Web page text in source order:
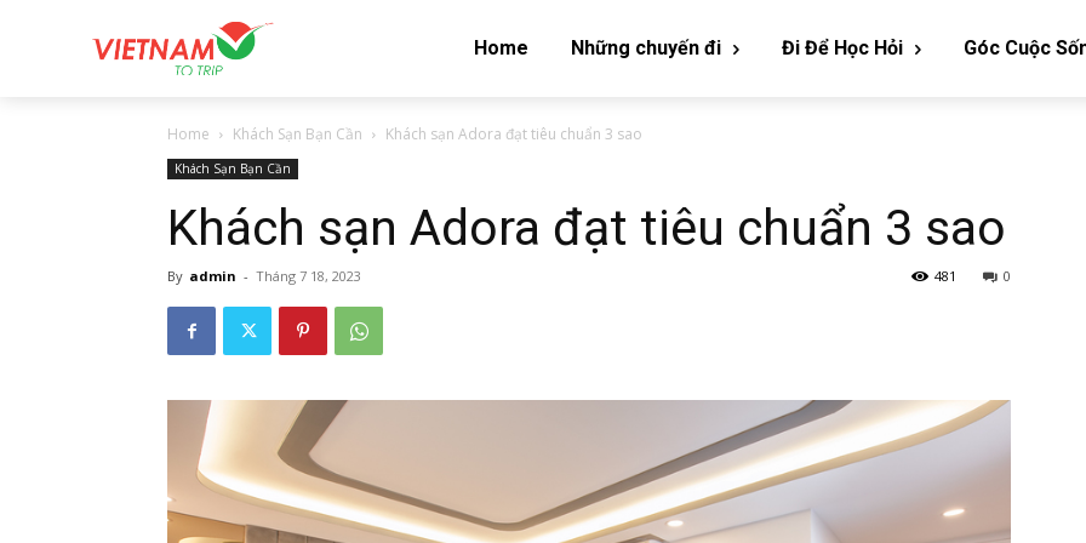
Home Những chuyến đi Đi Để Học Hỏi Góc Cuộc
Home Khách Sạn Bạn Cần Khách sạn Adora đạt tiêu chuẩn 3 sao
Khách Sạn Bạn Cần
Khách sạn Adora đạt tiêu chuẩn 3 sao
By admin - Tháng 7 18, 2023 0
481